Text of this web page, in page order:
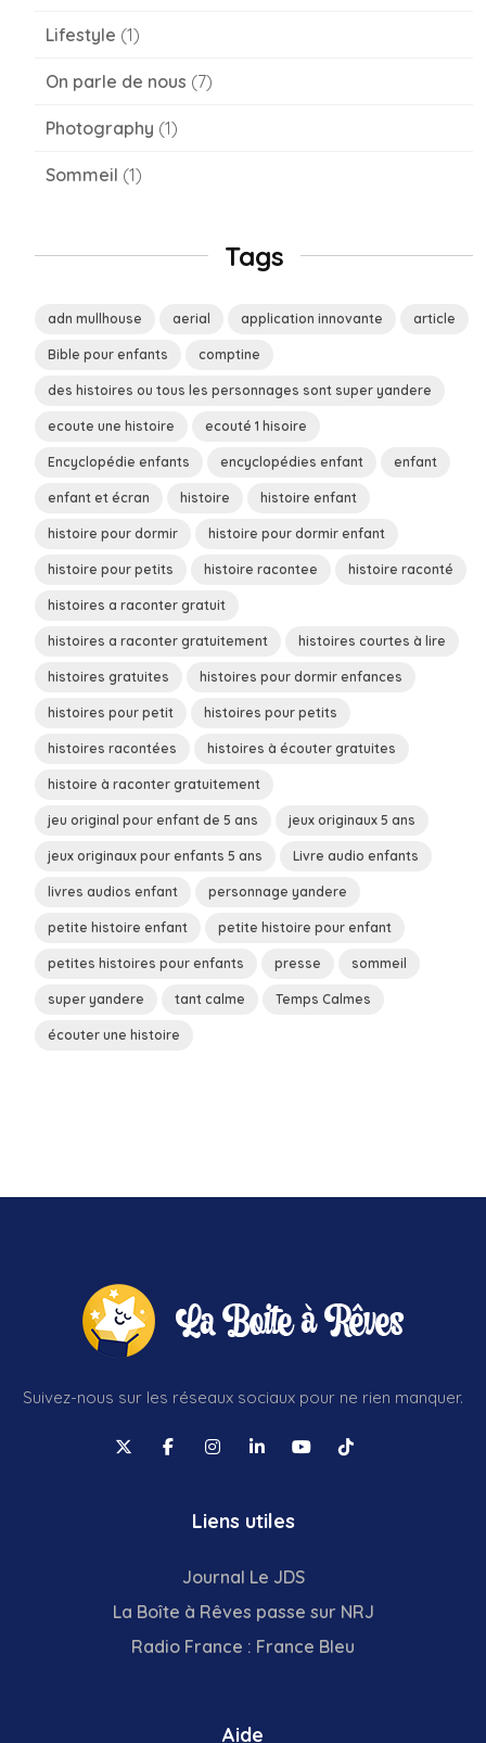
Lifestyle (1)
On parle de nous (7)
Photography (1)
Sommeil (1)
Tags
adn mullhouse aerial application innovante article
Bible pour enfants comptine
des histoires ou tous les personnages sont super yandere
ecoute une histoire ecouté 1 hisoire
Encyclopédie enfants encyclopédies enfant enfant
enfant et écran histoire histoire enfant
histoire pour dormir histoire pour dormir enfant
histoire pour petits histoire racontee histoire raconté
histoires a raconter gratuit
histoires a raconter gratuitement histoires courtes à lire
histoires gratuites histoires pour dormir enfances
histoires pour petit histoires pour petits
histoires racontées histoires à écouter gratuites
histoire à raconter gratuitement
jeu original pour enfant de 5 ans jeux originaux 5 ans
jeux originaux pour enfants 5 ans Livre audio enfants
livres audios enfant personnage yandere
petite histoire enfant petite histoire pour enfant
petites histoires pour enfants presse sommeil
super yandere tant calme Temps Calmes
écouter une histoire
Suivez-nous sur les réseaux sociaux pour ne rien manquer.
Liens utiles
Journal Le JDS
La Boîte à Rêves passe sur NRJ
Radio France : France Bleu
Aide